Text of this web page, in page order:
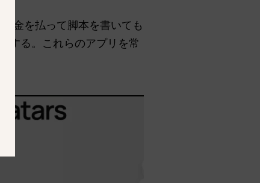
金を払って脚本を書いても
する。これらのアプリを常